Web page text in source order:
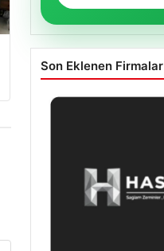
Son Eklenen Firmalar